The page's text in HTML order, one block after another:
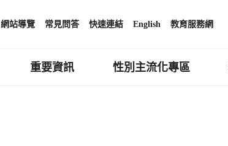
網站導覽 常見問答 快速連結 English 教育服務網
重要資訊 性別主流化專區